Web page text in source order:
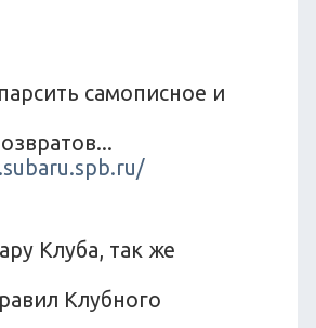
самописное и
Клуба, так же
Клубного